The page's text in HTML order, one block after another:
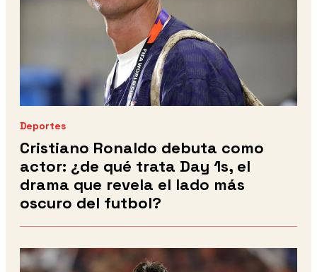
Deportes
Cristiano Ronaldo debuta como
actor: ¿de qué trata Day 1s, el
drama que revela el lado más
oscuro del futbol?